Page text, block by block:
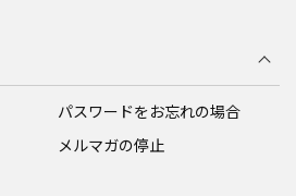
パスワードをお忘れの場合
メルマガの停止